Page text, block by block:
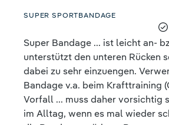
Bewertung mit 5 von 5 Sternen
SUPER SPORTBANDAGE
Super Bandage ... ist leicht an-
unterstützt den unteren Rücken
dabei zu sehr einzuengen.
Bandage v.a. beim Krafttraining
Vorfall ... muss daher vorsichtig
im Alltag, wenn es mal wieder